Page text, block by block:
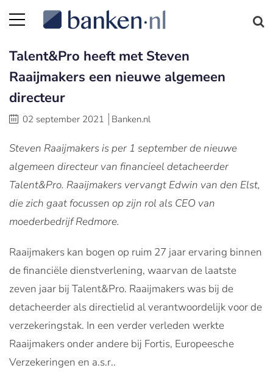
Talent&Pro heeft met Steven
Raaijmakers een nieuwe algemeen
directeur
02 september 2021 Banken.nl
Steven Raaijmakers is per 1 september de nieuwe
algemeen directeur van financieel detacheerder
Talent&Pro. Raaijmakers vervangt Edwin van den Elst,
die zich gaat focussen op zijn rol als CEO van
moederbedrijf Redmore.
Raaijmakers kan bogen op ruim 27 jaar ervaring binnen
de financiële dienstverlening, waarvan de laatste
zeven jaar bij Talent&Pro. Raaijmakers was bij de
detacheerder als directielid al verantwoordelijk voor de
verzekeringstak. In een verder verleden werkte
Raaijmakers onder andere bij Fortis, Europeesche
Verzekeringen en a.s.r..